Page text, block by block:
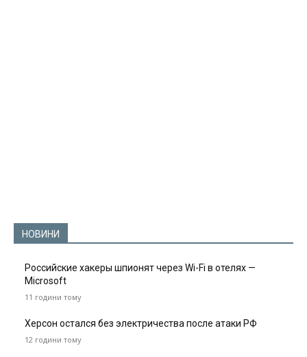
НОВИНИ
Российские хакеры шпионят через Wi-Fi в отелях —
Microsoft
11 години тому
Херсон остался без электричества после атаки РФ
12 години тому